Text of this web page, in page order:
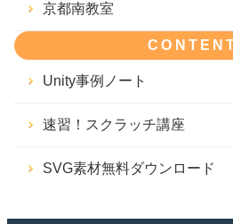
京都南教室
Unity事例ノート
速習！スクラッチ講座
SVG素材無料ダウンロード